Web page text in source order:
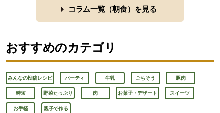
コラム一覧（朝食）を見る
おすすめのカテゴリ
みんなの投稿レシピ パーティ 牛乳 ごちそう 豚肉
時短 野菜たっぷり 肉 お菓子・デザート スイーツ
お手軽 親子で作る